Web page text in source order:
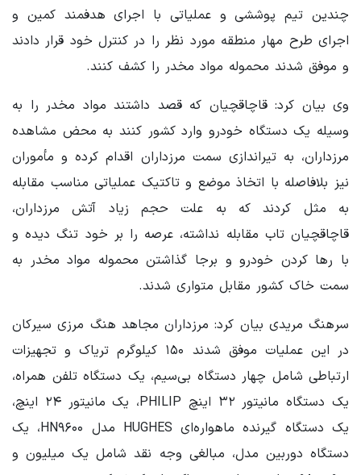
چندین تیم پوششی و عملیاتی با اجرای هدفمند کمین و
اجرای طرح مهار منطقه مورد نظر را در کنترل خود قرار دادند
و موفق شدند محموله مواد مخدر را کشف کنند.
وی بیان کرد: قاچاقچیان که قصد داشتند مواد مخدر را به
وسیله یک دستگاه خودرو وارد کشور کنند به محض مشاهده
مرزداران، به تیراندازی سمت مرزداران اقدام کرده و مأموران
نیز بلافاصله با اتخاذ موضع و تاکتیک عملیاتی مناسب مقابله
به مثل کردند که به علت حجم زیاد آتش مرزداران،
قاچاقچیان تاب مقابله نداشته، عرصه را بر خود تنگ دیده و
با رها کردن خودرو و برجا گذاشتن محموله مواد مخدر به
سمت خاک کشور مقابل متواری شدند.
سرهنگ مریدی بیان کرد: مرزداران مجاهد هنگ مرزی سیرکان
در این عملیات موفق شدند ۱۵۰ کیلوگرم تریاک و تجهیزات
ارتباطی شامل چهار دستگاه بی‌سیم، یک دستگاه تلفن همراه،
یک دستگاه مانیتور ۳۲ اینچ PHILIP، یک مانیتور ۲۴ اینچ،
یک دستگاه گیرنده ماهواره‌ای HUGHES مدل HN۹۶۰۰، یک
دستگاه دوربین مدل، مبالغی وجه نقد شامل یک میلیون و